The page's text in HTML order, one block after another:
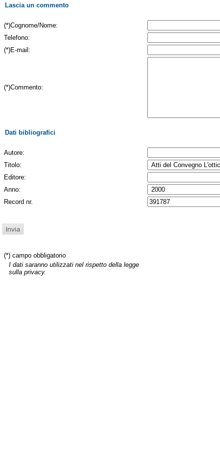
Lascia un commento
(*)Cognome/Nome:
Telefono:
(*)E-mail:
(*)Commento:
Dati bibliografici
Autore:
Titolo:
Editore:
Anno:
Record nr.
(*) campo obbligatorio
I dati saranno utilizzati nel rispetto della legge
sulla privacy.